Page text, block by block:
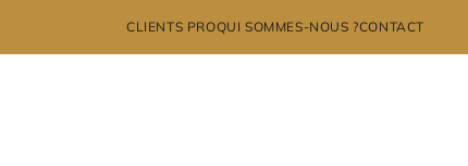
CLIENTS PROQUI SOMMES-NOUS ?CONTACT
×